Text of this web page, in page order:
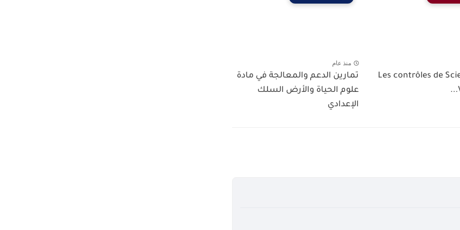
Les contrôles de
منذ عام
تمارين الدعم والمعالجة في مادة
علوم الحياة والأرض السلك
الإعدادي